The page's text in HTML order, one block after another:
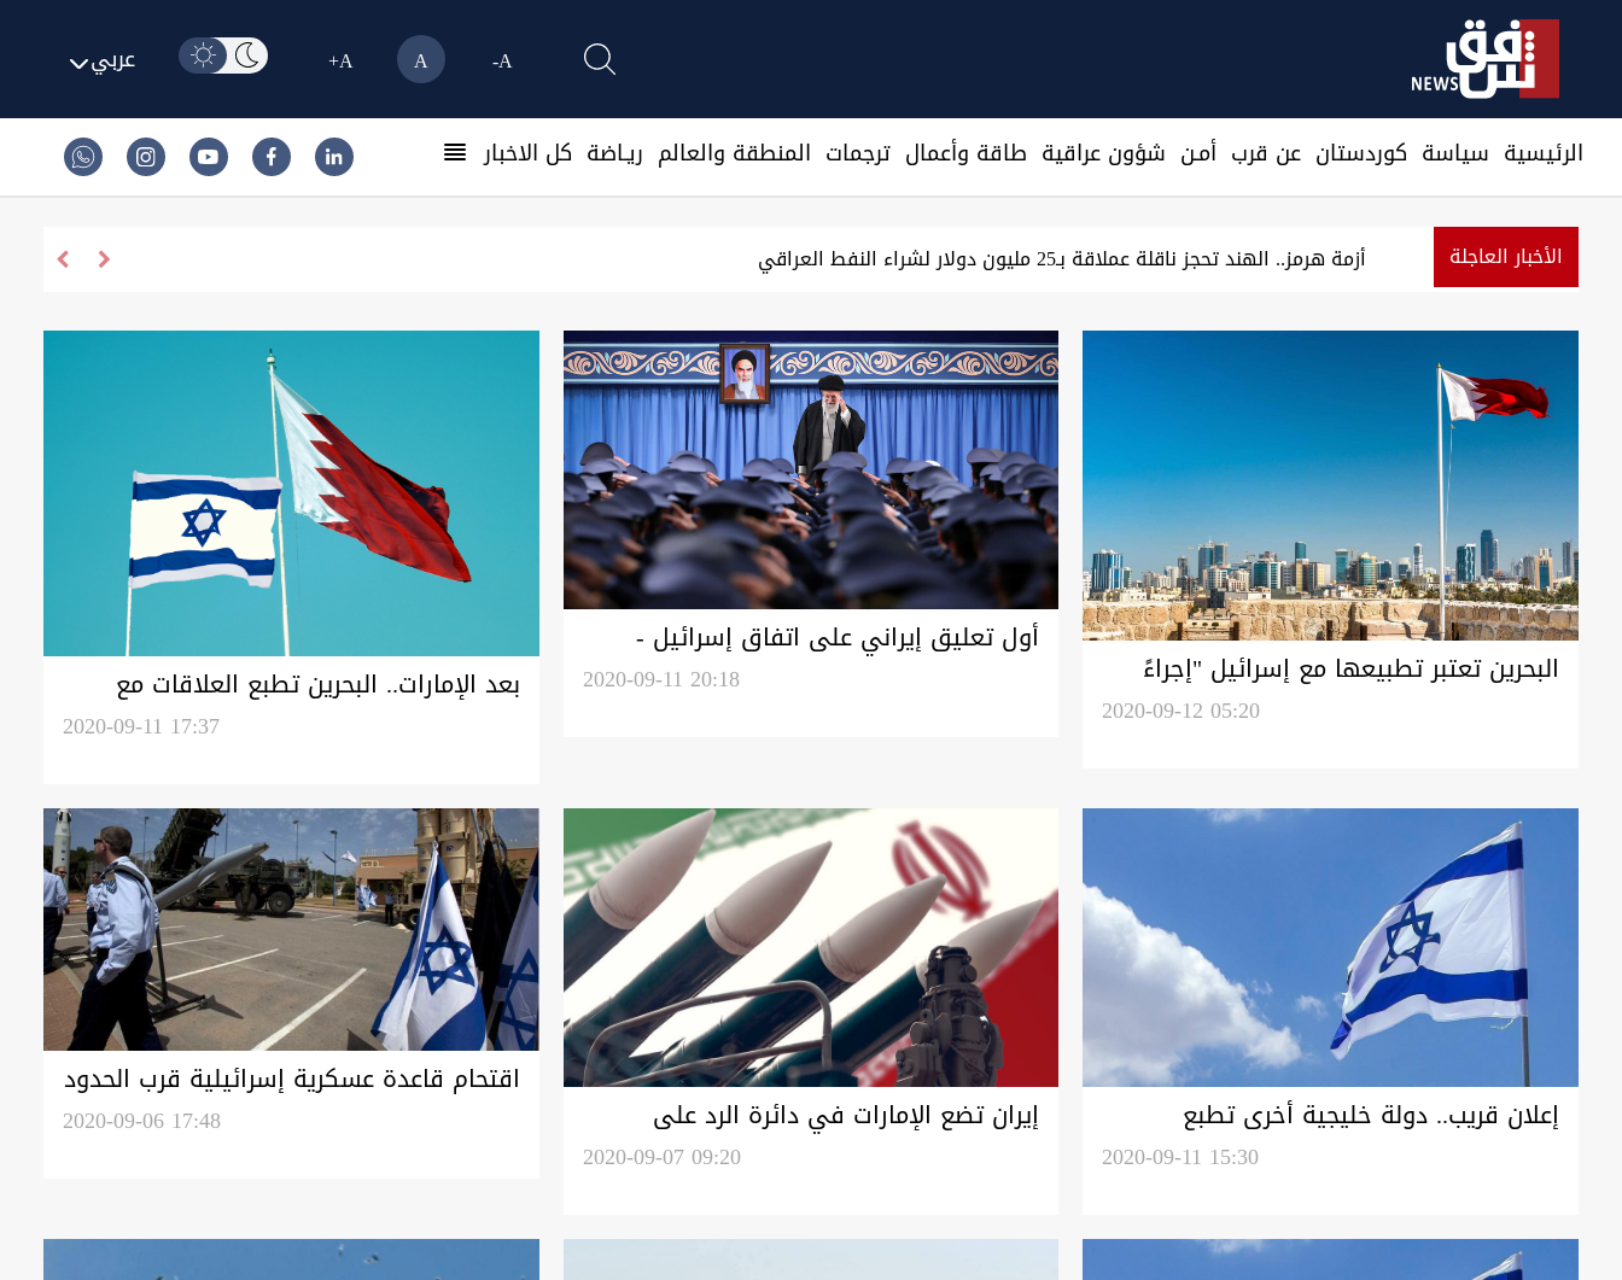
A-
A
A+ عربي
الرئيسية سیاسة كوردستان عن قرب أمـن شؤون عراقية طاقة وأعمال ترجمات المنطقة والعالم ريـاضة كل الاخبار
الأخبار العاجلةمسؤول سوري: التعاون النفطي مع العراق يخفف أزمة الطاقة ويمهد لشراكة استراتيجية
البحرين تعتبر تطبيعها مع إسرائيل "إجراءً
2020-09-12 05:20
أول تعليق إيراني على اتفاق إسرائيل -
2020-09-11 20:18
بعد الإمارات.. البحرين تطبع العلاقات مع
2020-09-11 17:37
إعلان قريب.. دولة خليجية أخرى تطبع
2020-09-11 15:30
إيران تضع الإمارات في دائرة الرد على
2020-09-07 09:20
اقتحام قاعدة عسكرية إسرائيلية قرب الحدود
2020-09-06 17:48